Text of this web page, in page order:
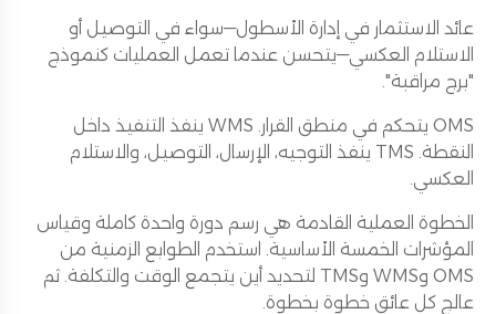
عائد الاستثمار في إدارة الأسطول—سواء في التوصيل أو
الاستلام العكسي—يتحسن عندما تعمل العمليات كنموذج
"برج مراقبة".
OMS يتحكم في منطق القرار. WMS ينفذ التنفيذ داخل
النقطة. TMS ينفذ التوجيه، الإرسال، التوصيل، والاستلام
العكسي.
الخطوة العملية القادمة هي رسم دورة واحدة كاملة وقياس
المؤشرات الخمسة الأساسية. استخدم الطوابع الزمنية من
OMS وWMS وTMS لتحديد أين يتجمع الوقت والتكلفة. ثم
عالج كل عائق خطوة بخطوة.